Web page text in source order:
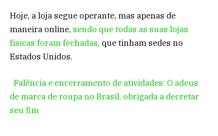
Hoje, a loja segue operante, mas apenas de
maneira online, sendo que todas as suas lojas
físicas foram fechadas, que tinham sedes no
Estados Unidos.
Falência e encerramento de atividades: O adeus
de marca de roupa no Brasil, obrigada a decretar
seu fim